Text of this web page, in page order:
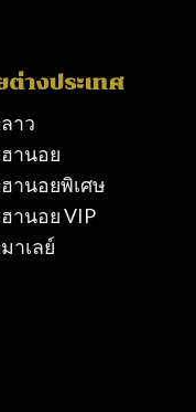
ต่างประเทศ
าว
านอย
านอยพิเศษ
านอย VIP
าเลย์